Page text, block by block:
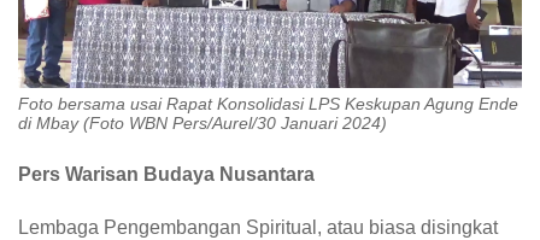
Foto bersama usai Rapat Konsolidasi LPS Keskupan Agung Ende
di Mbay (Foto WBN Pers/Aurel/30 Januari 2024)
Pers Warisan Budaya Nusantara
Lembaga Pengembangan Spiritual, atau biasa disingkat